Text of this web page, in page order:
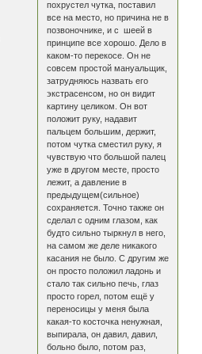
похрустел чутка, поставил
все на место, но причина не в
позвоночнике, и с шеей в
принципе все хорошо. Дело в
каком-то перекосе. Он не
совсем простой мануальщик,
затрудняюсь назвать его
экстрасенсом, но он видит
картину целиком. Он вот
положит руку, надавит
пальцем большим, держит,
потом чутка сместил руку, я
чувствую что большой палец
уже в другом месте, просто
лежит, а давление в
предыдущем(сильное)
сохраняется. Точно также он
сделал с одним глазом, как
будто сильно тыркнул в него,
на самом же деле никакого
касания не было. С другим же
он просто положил ладонь и
стало так сильно печь, глаз
просто горел, потом ещё у
переносицы у меня была
какая-то косточка ненужная,
выпирала, он давил, давил,
больно было, потом раз,